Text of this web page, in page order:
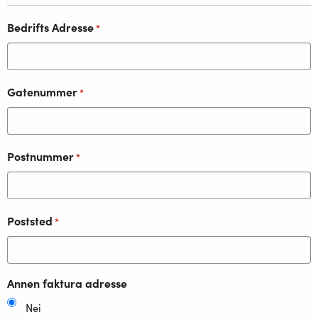
Bedrifts Adresse*
Gatenummer*
Postnummer*
Poststed *
Annen faktura adresse
Nei